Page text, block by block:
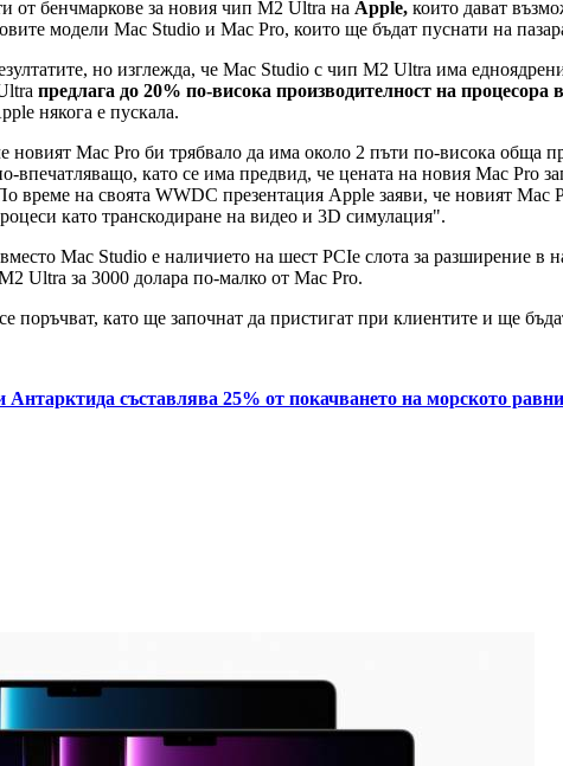
от бенчмаркове за новия чип M2 Ultra на Apple, които дават
модели Mac Studio и Mac Pro, които ще бъдат пуснати на
но изглежда, че Mac Studio с чип M2 Ultra има
предлага до 20% по-висока производителност на
някога е пускала.
новият Mac Pro би трябвало да има около 2 пъти по-висока обща
като се има предвид, че цената на новия Mac Pro
време на своята WWDC презентация Apple заяви, че новият Mac
като транскодиране на видео и 3D симулация".
вместо Mac Studio е наличието на шест PCIe слота за разширение
Ultra за 3000 долара по-малко от Mac Pro.
поръчват, като ще започнат да пристигат при клиентите и ще
Антарктида съставлява 25% от покачването на морското